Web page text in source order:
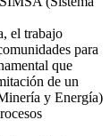
el trabajo
para
que
de un
y Energía)